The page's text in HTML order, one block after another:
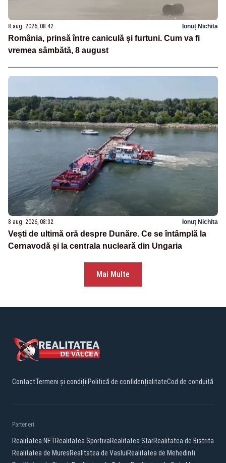
8 aug. 2026, 08:42 Ionuț Nichita
România, prinsă între caniculă și furtuni. Cum va fi
vremea sâmbătă, 8 august
8 aug. 2026, 08:32 Ionuț Nichita
Vești de ultimă oră despre Dunăre. Ce se întâmplă la
Cernavodă și la centrala nucleară din Ungaria
Mai Multe
ContactTermeni și condițiiPolitică de confidențialitateCod de conduită
Parteneri:
Realitatea.NETRealitatea SportivaRealitatea StarRealitatea de Bistrita
Realitatea de MuresRealitatea de VasluiRealitatea de Mehedinti